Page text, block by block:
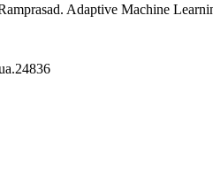
Adaptive Machine